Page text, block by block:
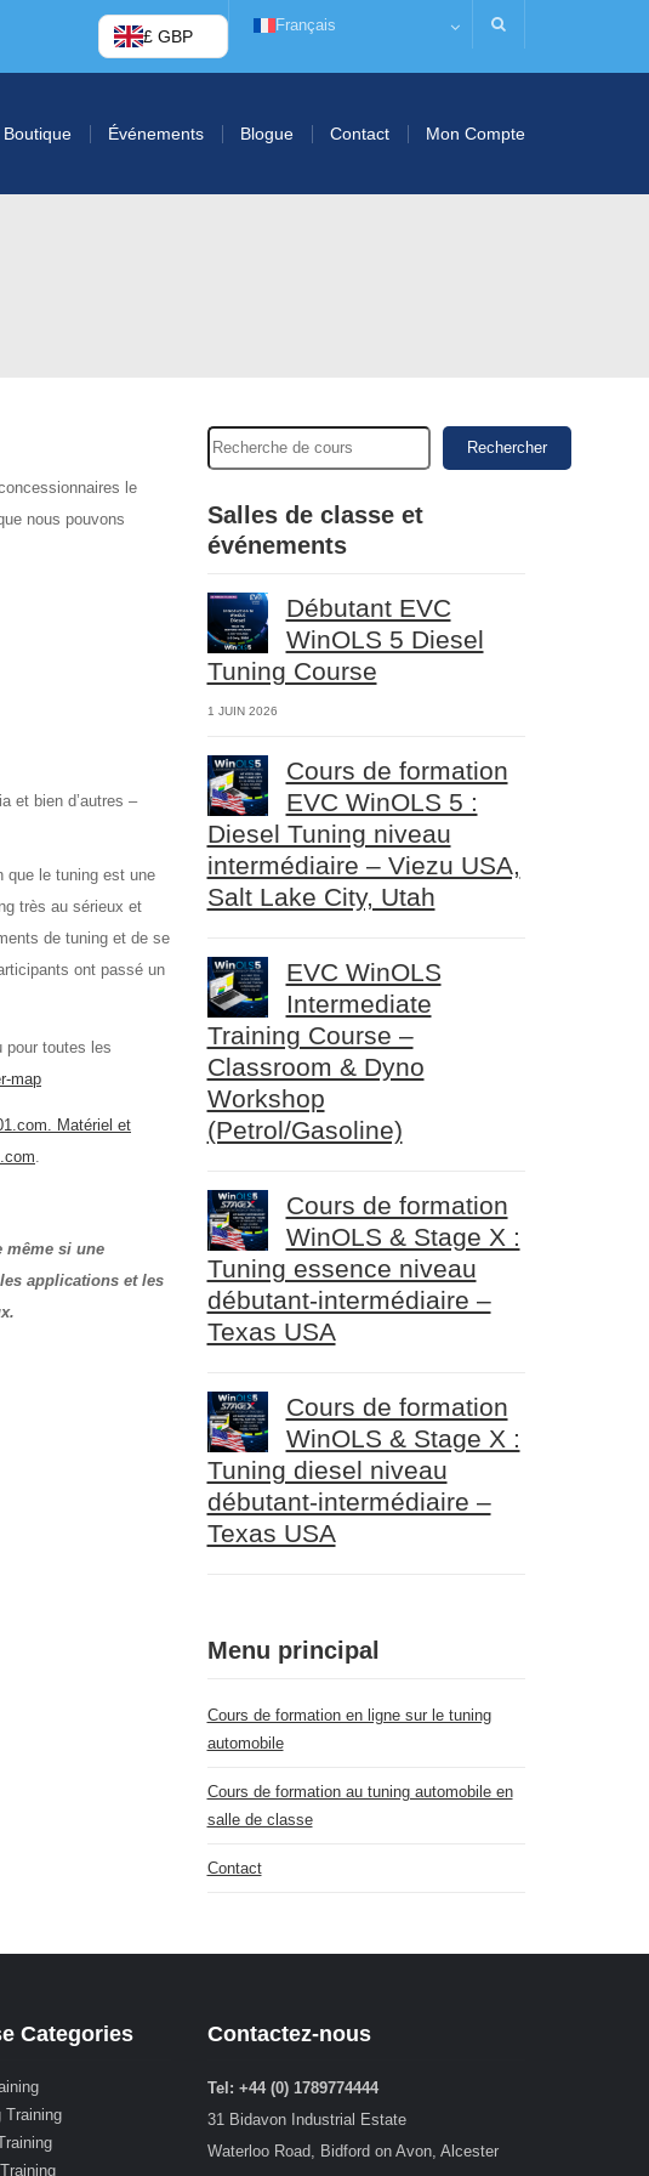
£ GBP
Français
Boutique Événements Blogue Contact Mon Compte
le
nous pouvons
et bien d’autres –
que le tuning est une
très au sérieux et
de tuning et de se
ont passé un
pour toutes les
map
Matériel et
.
même si une
applications et les
Rechercher
Salles de classe et
événements
Débutant EVC
WinOLS 5 Diesel
Tuning Course
1 JUIN 2026
Cours de formation
EVC WinOLS 5 :
Diesel Tuning niveau
intermédiaire – Viezu USA,
Salt Lake City, Utah
EVC WinOLS
Intermediate
Training Course –
Classroom & Dyno
Workshop
(Petrol/Gasoline)
Cours de formation
WinOLS & Stage X :
Tuning essence niveau
débutant-intermédiaire –
Texas USA
Cours de formation
WinOLS & Stage X :
Tuning diesel niveau
débutant-intermédiaire –
Texas USA
Menu principal
Cours de formation en ligne sur le tuning
automobile
Cours de formation au tuning automobile en
salle de classe
Contact
Categories
Training
Contactez-nous
Tel: +44 (0) 1789774444
31 Bidavon Industrial Estate
Waterloo Road, Bidford on Avon, Alcester